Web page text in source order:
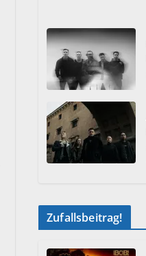
Zufallsbeitrag!